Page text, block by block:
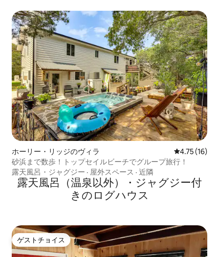
ホーリー・リッジのヴィラ レビュー16
4.75 (16)
砂浜まで数歩！トップセイルビーチでグループ旅行！
露天風呂・ジャグジー · 屋外スペース · 近隣
露天風呂（温泉以外）・ジャグジー付
きのログハウス
ゲストチョイス
ゲストチョイス